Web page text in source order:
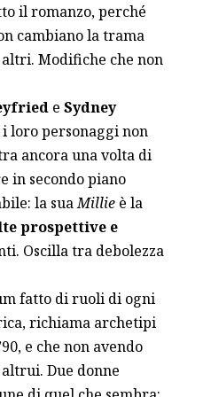
il romanzo, perché
cambiano la trama
Modifiche che non
e Sydney
loro personaggi non
ancora una volta di
in secondo piano
la suaMillieè la
prospettive e
Oscilla tra debolezza
fatto di ruoli di ogni
richiama archetipi
e che non avendo
Due donne